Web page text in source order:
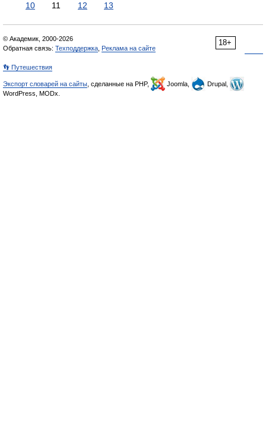
10
11 12 13
18+
© Академик, 2000-2026
Обратная связь: Техподдержка Реклама на сайте
👣 Путешествия
Экспорт словарей на сайты , сделанные на PHP, Joomla,
Drupal,
WordPress, MODx.